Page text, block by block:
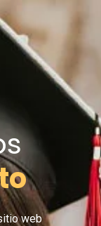
web